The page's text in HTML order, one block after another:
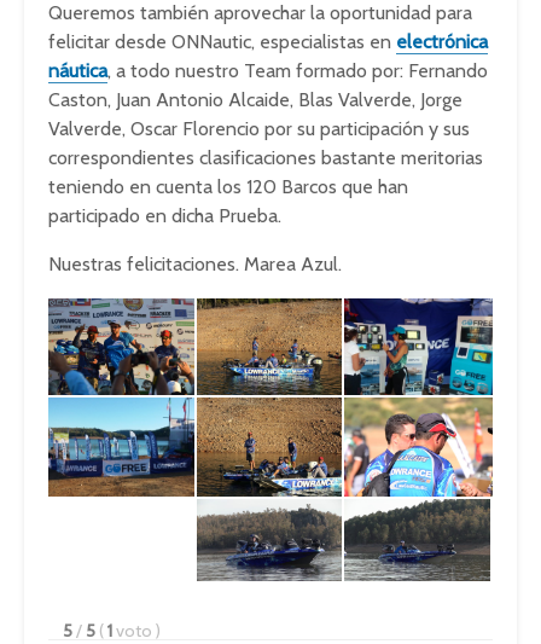
Queremos también aprovechar la oportunidad para
felicitar desde ONNautic, especialistas en electrónica
náutica, a todo nuestro Team formado por: Fernando
Caston, Juan Antonio Alcaide, Blas Valverde, Jorge
Valverde, Oscar Florencio por su participación y sus
correspondientes clasificaciones bastante meritorias
teniendo en cuenta los 120 Barcos que han
participado en dicha Prueba.
Nuestras felicitaciones. Marea Azul.
5/ 5 (1voto )